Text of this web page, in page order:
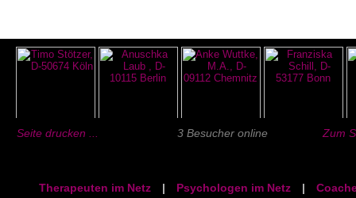
Seite drucken ... 3 Besucher online Zum
Therapeuten im Netz | Psychologen im Netz |